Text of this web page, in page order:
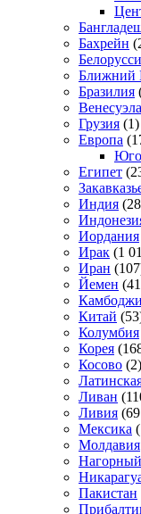
Бахрейн
Ближний
Бразилия
Венесуэла
Грузия (1)
Европа
Египет
Индия
Иордания
Ирак (1
Иран
Йемен
Китай
Колумбия
Корея
Косово (2)
Ливан
Ливия
Мексика
Молдавия
Пакистан